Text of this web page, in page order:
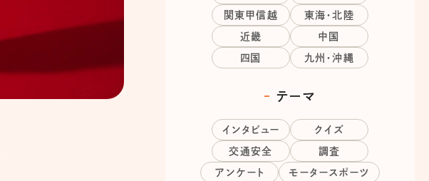
関東甲信越 東海・北陸
近畿 中国
四国 九州・沖縄
テーマ
インタビュー クイズ
交通安全 調査
アンケート モータースポーツ